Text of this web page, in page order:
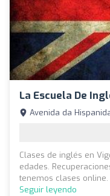
La Escuela De
Avenida da
Clases de inglés en
edades.
tenemos clases online.
Seguir leyendo